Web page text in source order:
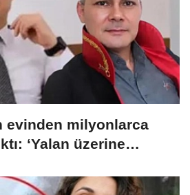
evinden milyonlarca
‘Yalan üzerine